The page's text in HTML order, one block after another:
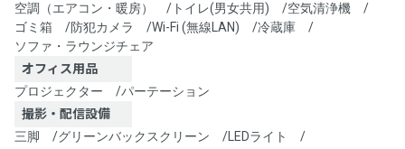
空調（エアコン・暖房）
/ トイレ(男女共用) /空気清浄機 /
ゴミ箱 /防犯カメラ /Wi-Fi (無線LAN) /冷蔵庫 /
ソファ・ラウンジチェア
オフィス用品
プロジェクター /パーテーション
撮影・配信設備
三脚 /グリーンバックスクリーン /LEDライト
/